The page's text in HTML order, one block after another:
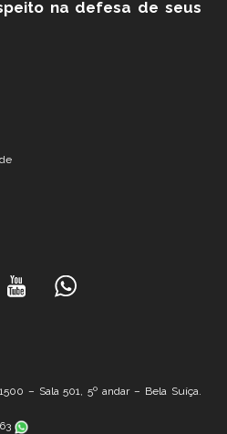
na defesa de seus
– Sala 501, 5º andar – Bela Suíça.